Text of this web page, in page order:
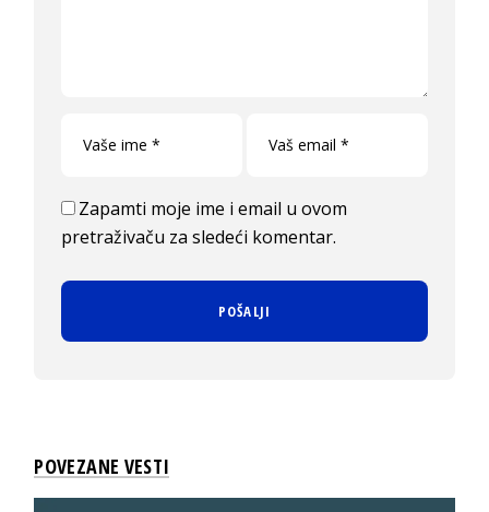
Zapamti moje ime i email u ovom
pretraživaču za sledeći komentar.
POVEZANE VESTI